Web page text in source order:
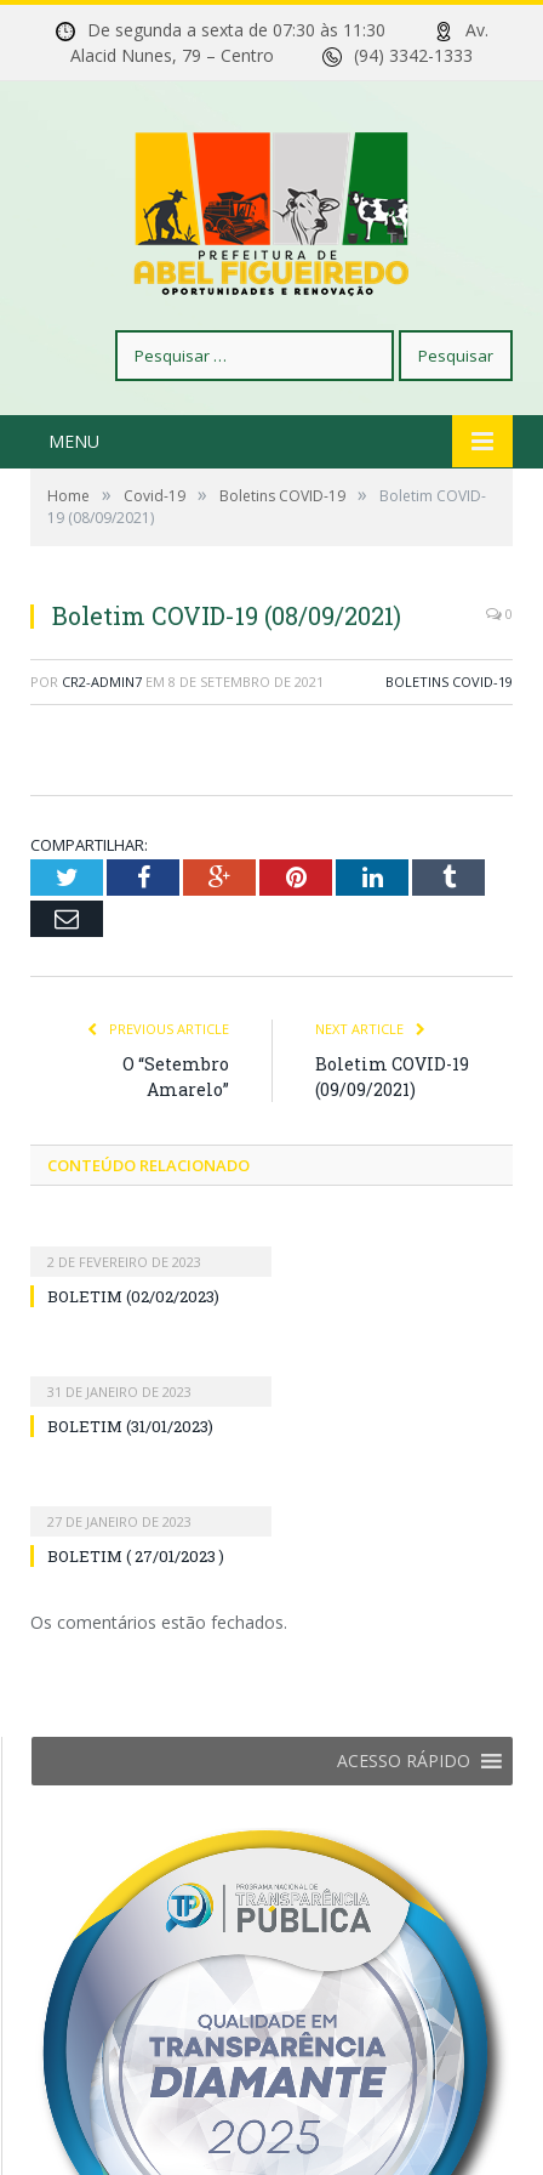
De segunda a sexta de 07:30 às 11:30
Av.
Alacid Nunes, 79 – Centro
(94) 3342-1333
por:
MENU
Home » Covid-19 » Boletins COVID-19 »
Boletim COVID-
19 (08/09/2021)
Boletim COVID-19 (08/09/2021) 0
POR CR2-ADMIN7 EM 8 DE SETEMBRO DE 2021 BOLETINS COVID-19
COMPARTILHAR:
TwitterFacebookGoogle+PinterestLinkedInTumblr
Email
PREVIOUS ARTICLE
O “Setembro
Amarelo”
NEXT ARTICLE
Boletim COVID-19
(09/09/2021)
CONTEÚDO RELACIONADO
2 DE FEVEREIRO DE 2023
BOLETIM (02/02/2023)
31 DE JANEIRO DE 2023
BOLETIM (31/01/2023)
27 DE JANEIRO DE 2023
BOLETIM ( 27/01/2023 )
Os comentários estão fechados.
ACESSO RÁPIDO